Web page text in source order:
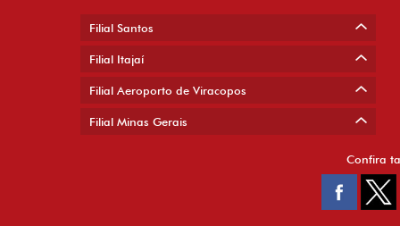
Filial Santos
Filial Itajaí
Filial Aeroporto de Viracopos
Filial Minas Gerais
Confira